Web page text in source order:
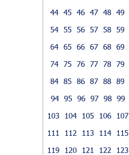
44 45 46 47 48 49
54 55 56 57 58 59
64 65 66 67 68 69
74 75 76 77 78 79
84 85 86 87 88 89
94 95 96 97 98 99
103
104 105 106 107
111
112 113 114 115
119
120 121 122 123